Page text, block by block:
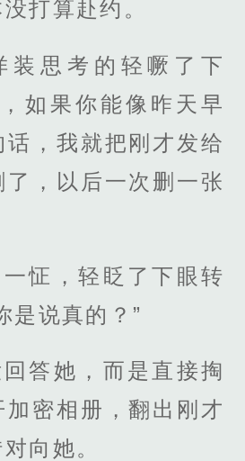
打算赴约。
装思考的轻噘了下
如果你能像昨天早
话，我就把刚才发给
，以后一次删一张
怔，轻眨了下眼转
是说真的？”
答她，而是直接掏
密相册，翻出刚才
向她。